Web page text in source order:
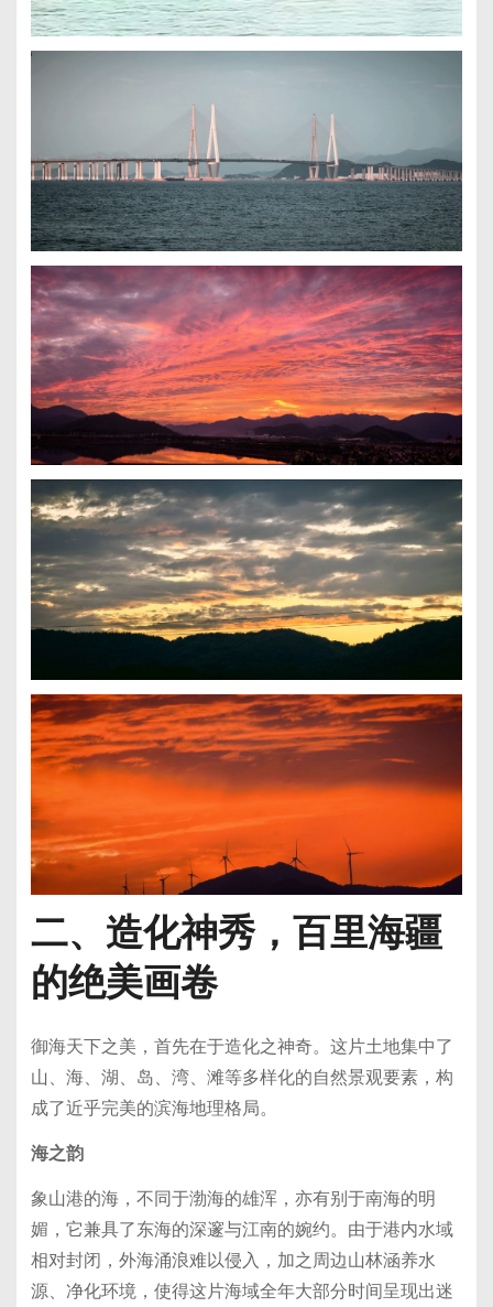
二、造化神秀，百里海疆
的绝美画卷
御海天下之美，首先在于造化之神奇。这片土地集中了
山、海、湖、岛、湾、滩等多样化的自然景观要素，构
成了近乎完美的滨海地理格局。
海之韵
象山港的海，不同于渤海的雄浑，亦有别于南海的明
媚，它兼具了东海的深邃与江南的婉约。由于港内水域
相对封闭，外海涌浪难以侵入，加之周边山林涵养水
源、净化环境，使得这片海域全年大部分时间呈现出迷